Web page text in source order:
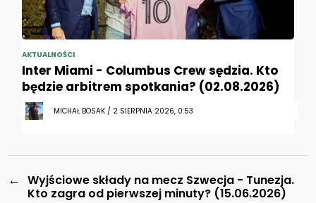
AKTUALNOŚCI
Inter Miami - Columbus Crew sędzia. Kto
będzie arbitrem spotkania? (02.08.2026)
MICHAŁ BOSAK / 2 SIERPNIA 2026, 0:53
← Wyjściowe składy na mecz Szwecja - Tunezja.
Kto zagra od pierwszej minuty? (15.06.2026)